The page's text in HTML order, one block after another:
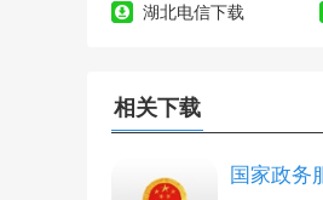
湖北电信下载
相关下载